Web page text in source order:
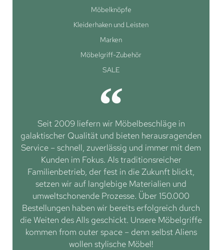
Möbelknöpfe
Kleiderhaken und Leisten
Marken
Möbelgriff-Zubehör
SALE
Seit 2009 liefern wir Möbelbeschläge in
galaktischer Qualität und bieten herausragenden
Service – schnell, zuverlässig und immer mit dem
Kunden im Fokus. Als traditionsreicher
Familienbetrieb, der fest in die Zukunft blickt,
setzen wir auf langlebige Materialien und
umweltschonende Prozesse. Über 150.000
Bestellungen haben wir bereits erfolgreich durch
die Weiten des Alls geschickt. Unsere Möbelgriffe
kommen from outer space – denn selbst Aliens
wollen stylische Möbel!